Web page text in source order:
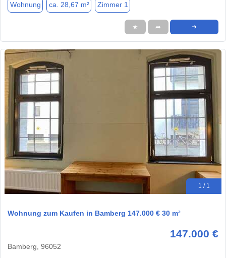
Wohnung ca. 28,67 m² Zimmer 1
★ ➦ ➜
1 / 1
Wohnung zum Kaufen in Bamberg 147.000 € 30 m²
147.000 €
Bamberg, 96052